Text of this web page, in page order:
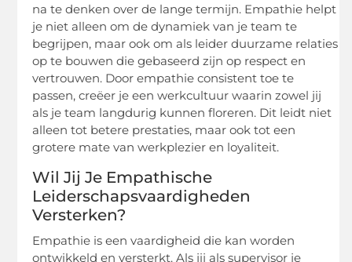
na te denken over de lange termijn. Empathie helpt
je niet alleen om de dynamiek van je team te
begrijpen, maar ook om als leider duurzame relaties
op te bouwen die gebaseerd zijn op respect en
vertrouwen. Door empathie consistent toe te
passen, creëer je een werkcultuur waarin zowel jij
als je team langdurig kunnen floreren. Dit leidt niet
alleen tot betere prestaties, maar ook tot een
grotere mate van werkplezier en loyaliteit.
Wil Jij Je Empathische
Leiderschapsvaardigheden
Versterken?
Empathie is een vaardigheid die kan worden
ontwikkeld en versterkt. Als jij als supervisor je